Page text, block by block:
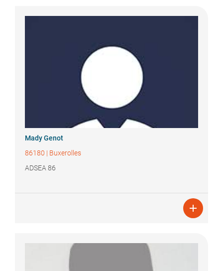
MadyGenot
86180 | Buxerolles
ADSEA 86
